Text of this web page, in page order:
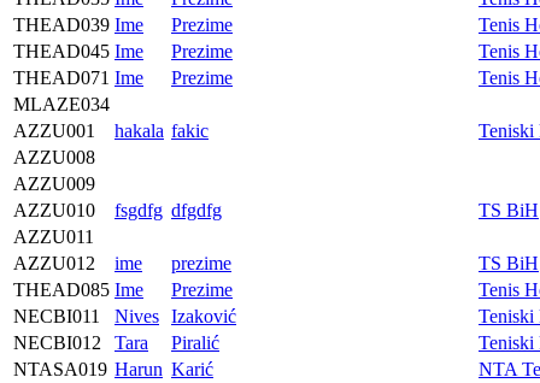
THEAD039 Ime Prezime
Tenis
THEAD045 Ime Prezime
Tenis
THEAD071 Ime Prezime
Tenis
MLAZE034
AZZU001
hakala fakic
AZZU008
AZZU009
AZZU010
fsgdfg dfgdfg
TS BiH
AZZU011
AZZU012
ime prezime
TS BiH
THEAD085 Ime Prezime
Tenis
NECBI011
Nives Izaković
NECBI012
Tara Piralić
NTASA019 Harun Karić
NTA